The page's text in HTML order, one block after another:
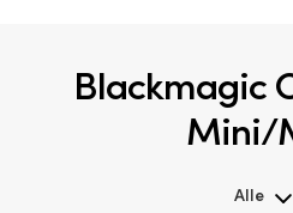
Blackmagic
Mini/
Alle